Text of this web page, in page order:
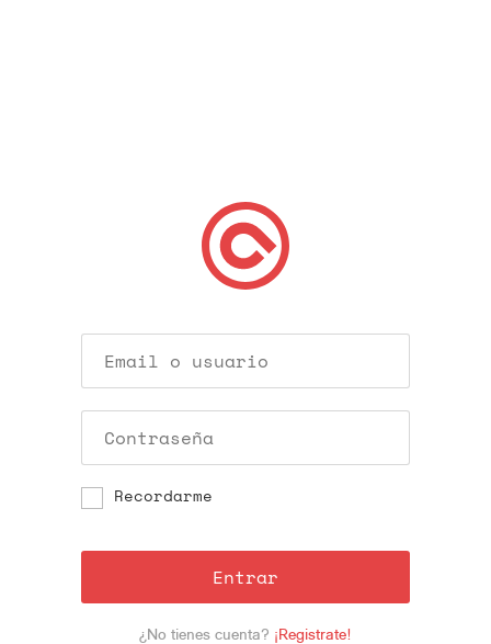
Recordarme
Entrar
¿No tienes cuenta? ¡Registrate!